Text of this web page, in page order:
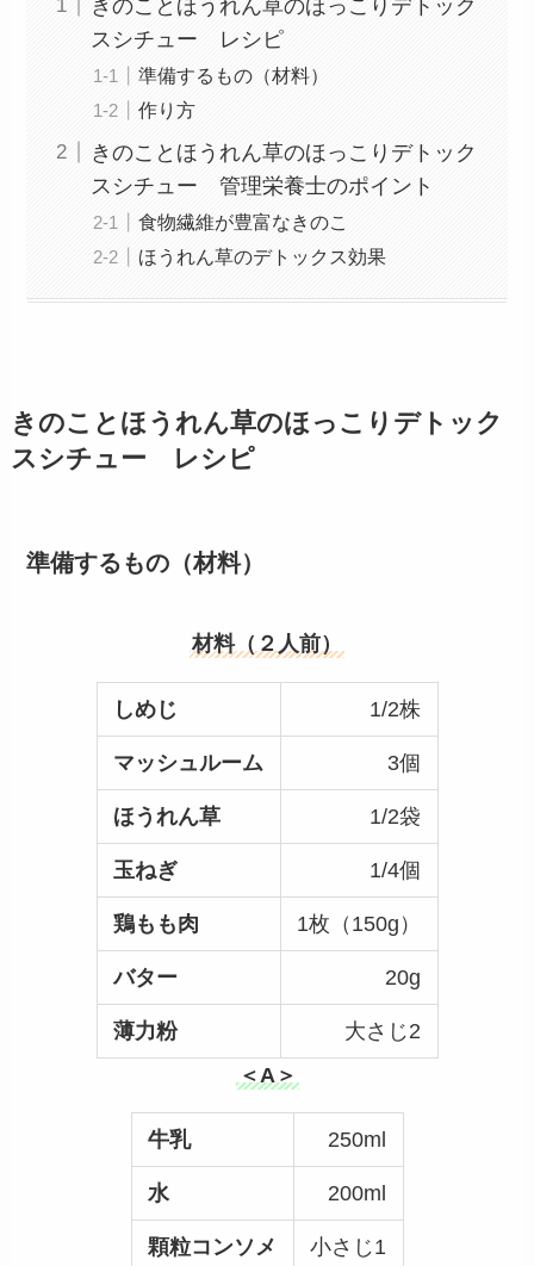
きのことほうれん草のほっこりデトック
スシチュー レシピ
準備するもの（材料）
作り方
きのことほうれん草のほっこりデトック
スシチュー 管理栄養士のポイント
食物繊維が豊富なきのこ
ほうれん草のデトックス効果
きのことほうれん草のほっこりデトック
スシチュー レシピ
準備するもの（材料）
材料（２人前）
しめじ 1/2株
マッシュルーム 3個
ほうれん草 1/2袋
玉ねぎ 1/4個
鶏もも肉 1枚（150g）
バター 20g
薄力粉
大さじ2
＜A＞
牛乳 250ml
水 200ml
顆粒コンソメ 小さじ1